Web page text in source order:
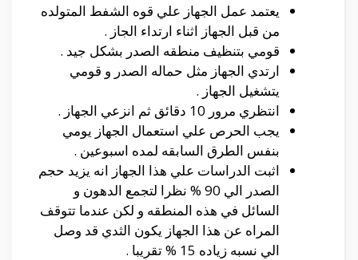
يعتمد عمل الجهاز علي قوه الشفط المتولده
من قبل الجهاز اثناء ارتداء الجاز .
قومي بتنظيف منطقه الصدر بشكل جيد .
ارتدي الجهاز مثل حماله الصدر و قومي
يتشغيل الجهاز .
انتظري مرور 10 دقائق ثم انزعي الجهاز .
يجب الحرص علي استعمال الجهاز يومي
بنفس الطرق السابقه لمده اسبوعين .
اثبت الدراسات علي هذا الجهاز انه يزيد حجم
الصدر الي 90 % نظرا لتجمع الدهون و
السائل في هذه المنطقه و لكن عندما تتوقف
المراه عن هذا الجهاز يكون الثدي قد وصل
الي نسبه زياده 15 % تقريبا .